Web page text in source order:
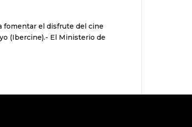
fomentar el disfrute del cine
(Ibercine).- El Ministerio de